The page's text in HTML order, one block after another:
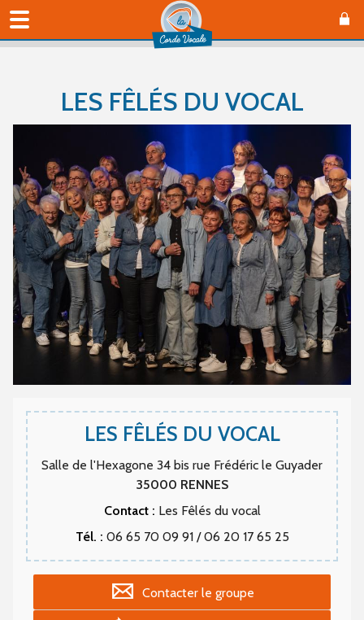
LES FÊLÉS DU VOCAL
LES FÊLÉS DU VOCAL
Salle de l'Hexagone 34 bis rue Frédéric le Guyader
35000 RENNES
Contact : Les Fêlés du vocal
Tél. : 06 65 70 09 91 / 06 20 17 65 25
Contacter le groupe